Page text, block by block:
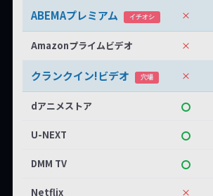
ABEMAプレミアム イチオシ ×
Amazonプライムビデオ ×
クランクイン!ビデオ 穴場 ×
dアニメストア
U-NEXT
DMM TV
Netflix ×